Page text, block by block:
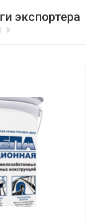
экспортера